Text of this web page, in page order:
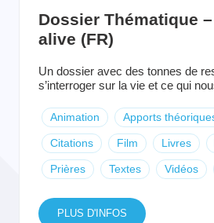
Dossier Thématique
alive (FR)
Un dossier avec des tonnes de
s’interroger sur la vie et ce qui
Animation Apports
Citations Film Livres
Prières Textes Vidéos
PLUS D'INFOS